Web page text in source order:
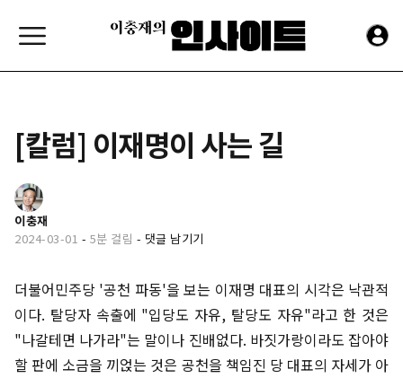
[칼럼] 이재명이 사는 길
이충재
2024-03-01 - 5분 걸림 - 댓글 남기기
더불어민주당 '공천 파동'을 보는 이재명 대표의 시각은 낙관적
이다. 탈당자 속출에 "입당도 자유, 탈당도 자유"라고 한 것은
"나갈테면 나가라"는 말이나 진배없다. 바짓가랑이라도 잡아야
할 판에 소금을 끼얹는 것은 공천을 책임진 당 대표의 자세가 아